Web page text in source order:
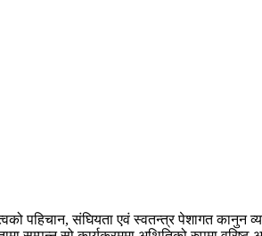
पहिचान, संघियता एवं स्वतन्त्र पेशागत